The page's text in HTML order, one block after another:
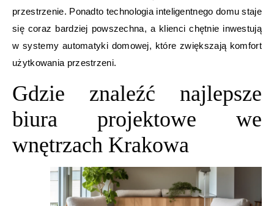
przestrzenie. Ponadto technologia inteligentnego domu staje
się coraz bardziej powszechna, a klienci chętnie inwestują
w systemy automatyki domowej, które zwiększają komfort
użytkowania przestrzeni.
Gdzie znaleźć najlepsze
biura projektowe we
wnętrzach Krakowa